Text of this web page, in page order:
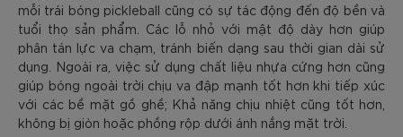
mỗi trái bóng pickleball cũng có sự tác động đến độ bền và
tuổi thọ sản phẩm. Các lỗ nhỏ với mật độ dày hơn giúp
phân tán lực va chạm, tránh biến dạng sau thời gian dài sử
dụng. Ngoài ra, việc sử dụng chất liệu nhựa cứng hơn cũng
giúp bóng ngoài trời chịu va đập mạnh tốt hơn khi tiếp xúc
với các bề mặt gồ ghề; Khả năng chịu nhiệt cũng tốt hơn,
không bị giòn hoặc phồng rộp dưới ánh nắng mặt trời.